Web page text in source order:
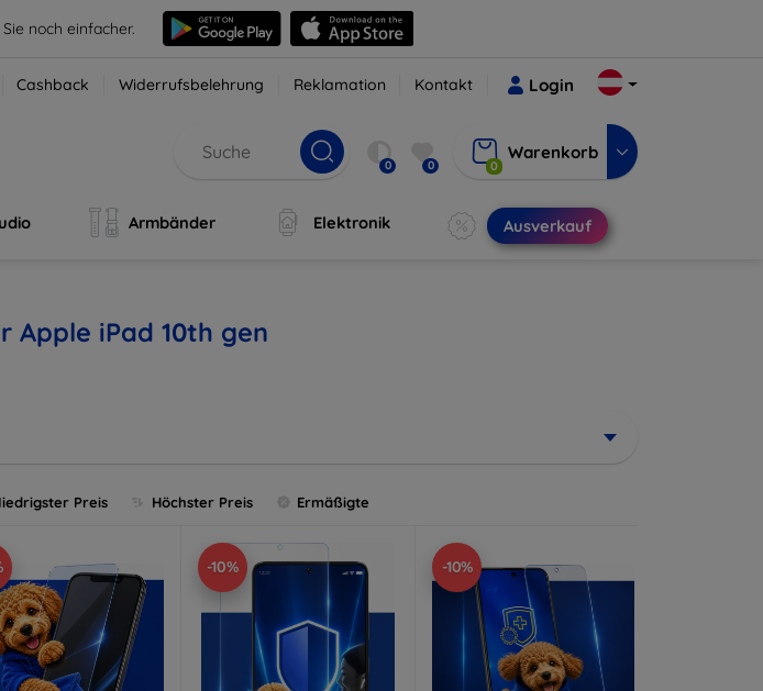
noch einfacher.
Cashback Widerrufsbelehrung Reklamation Kontakt Login
0 0 0
Warenkorb
Armbänder Elektronik Ausverkauf
Apple iPad 10th gen
Preis Höchster Preis Ermäßigte
-10% -10%